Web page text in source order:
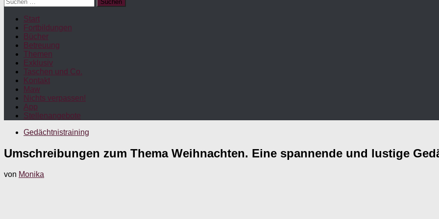
nach:
Start
Fortbildungen
Bücher
Betreuung
Themen
Exklusiv
Taschen und Co.
Kontakt
Maw
Nichts verpassen!
App
Stellenangebote
Gedächtnistraining
Umschreibungen zum Thema Weihnachten. Eine spannende und lustige
von Monika